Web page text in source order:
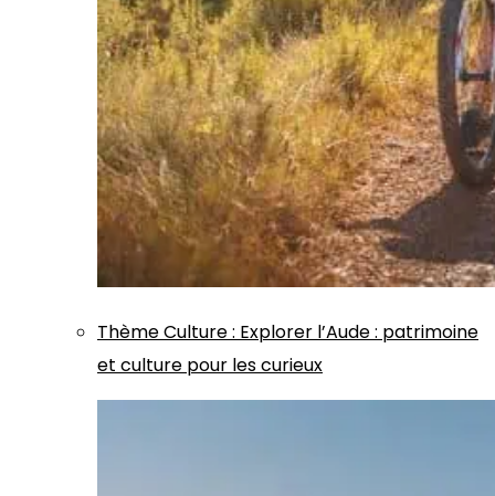
ThèmeCulture: Explorer l’Aude : patrimoine
et culture pour les curieux